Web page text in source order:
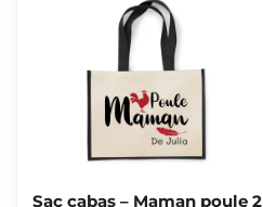
Sac cabas – Maman poule 2